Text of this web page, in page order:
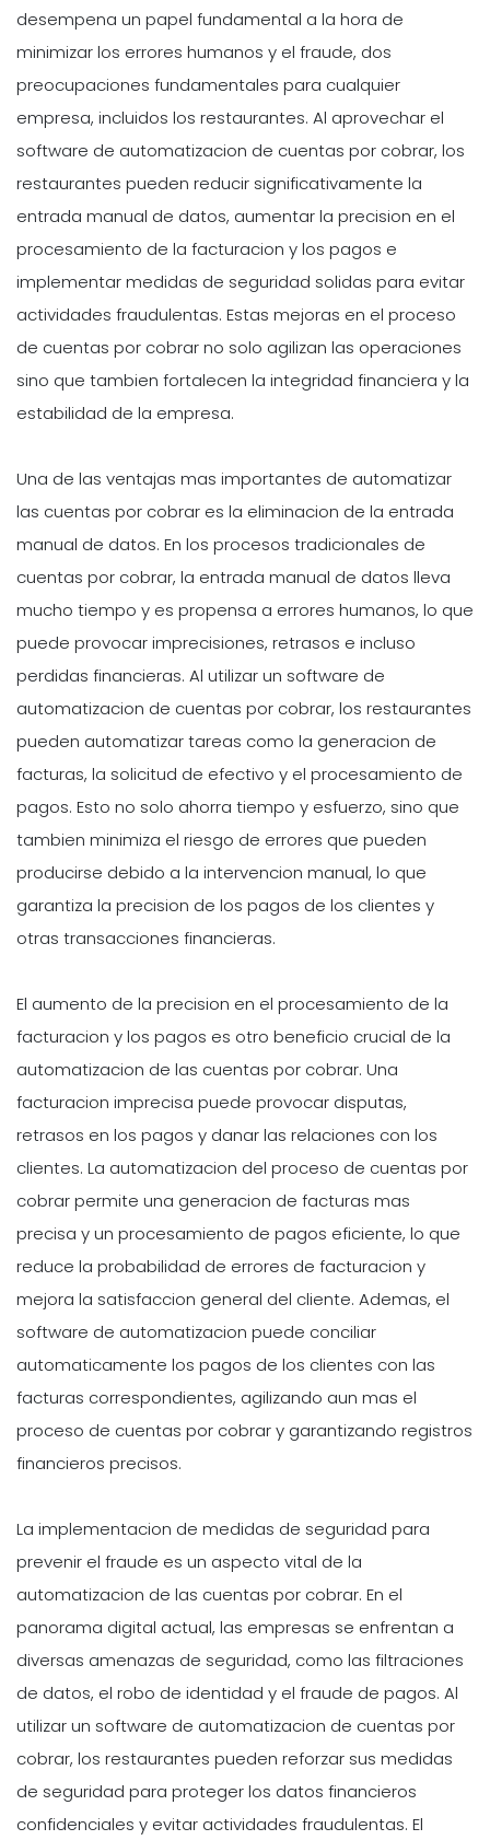
desempena un papel fundamental a la hora de
minimizar los errores humanos y el fraude, dos
preocupaciones fundamentales para cualquier
empresa, incluidos los restaurantes. Al aprovechar el
software de automatizacion de cuentas por cobrar, los
restaurantes pueden reducir significativamente la
entrada manual de datos, aumentar la precision en el
procesamiento de la facturacion y los pagos e
implementar medidas de seguridad solidas para evitar
actividades fraudulentas. Estas mejoras en el proceso
de cuentas por cobrar no solo agilizan las operaciones
sino que tambien fortalecen la integridad financiera y la
estabilidad de la empresa.
Una de las ventajas mas importantes de automatizar
las cuentas por cobrar es la eliminacion de la entrada
manual de datos. En los procesos tradicionales de
cuentas por cobrar, la entrada manual de datos lleva
mucho tiempo y es propensa a errores humanos, lo que
puede provocar imprecisiones, retrasos e incluso
perdidas financieras. Al utilizar un software de
automatizacion de cuentas por cobrar, los restaurantes
pueden automatizar tareas como la generacion de
facturas, la solicitud de efectivo y el procesamiento de
pagos. Esto no solo ahorra tiempo y esfuerzo, sino que
tambien minimiza el riesgo de errores que pueden
producirse debido a la intervencion manual, lo que
garantiza la precision de los pagos de los clientes y
otras transacciones financieras.
El aumento de la precision en el procesamiento de la
facturacion y los pagos es otro beneficio crucial de la
automatizacion de las cuentas por cobrar. Una
facturacion imprecisa puede provocar disputas,
retrasos en los pagos y danar las relaciones con los
clientes. La automatizacion del proceso de cuentas por
cobrar permite una generacion de facturas mas
precisa y un procesamiento de pagos eficiente, lo que
reduce la probabilidad de errores de facturacion y
mejora la satisfaccion general del cliente. Ademas, el
software de automatizacion puede conciliar
automaticamente los pagos de los clientes con las
facturas correspondientes, agilizando aun mas el
proceso de cuentas por cobrar y garantizando registros
financieros precisos.
La implementacion de medidas de seguridad para
prevenir el fraude es un aspecto vital de la
automatizacion de las cuentas por cobrar. En el
panorama digital actual, las empresas se enfrentan a
diversas amenazas de seguridad, como las filtraciones
de datos, el robo de identidad y el fraude de pagos. Al
utilizar un software de automatizacion de cuentas por
cobrar, los restaurantes pueden reforzar sus medidas
de seguridad para proteger los datos financieros
confidenciales y evitar actividades fraudulentas. El